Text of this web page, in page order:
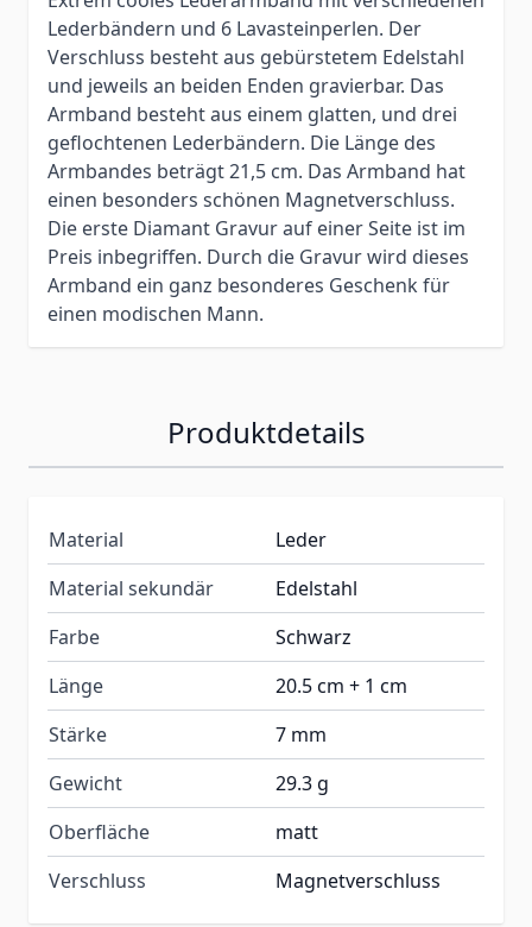
Lederbändern und 6 Lavasteinperlen. Der
Verschluss besteht aus gebürstetem Edelstahl
und jeweils an beiden Enden gravierbar. Das
Armband besteht aus einem glatten, und drei
geflochtenen Lederbändern. Die Länge des
Armbandes beträgt 21,5 cm. Das Armband hat
einen besonders schönen Magnetverschluss.
Die erste Diamant Gravur auf einer Seite ist im
Preis inbegriffen. Durch die Gravur wird dieses
Armband ein ganz besonderes Geschenk für
einen modischen Mann.
Produktdetails
Material
Leder
Material sekundär
Edelstahl
Farbe
Schwarz
Länge
20.5 cm + 1 cm
Stärke
7 mm
Gewicht
29.3 g
Oberfläche
matt
Verschluss
Magnetverschluss